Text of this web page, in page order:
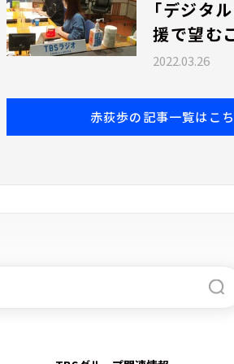
「デジタ
援で望む
ーナリス
2022.03.26
赤荻歩の記事一覧はこ